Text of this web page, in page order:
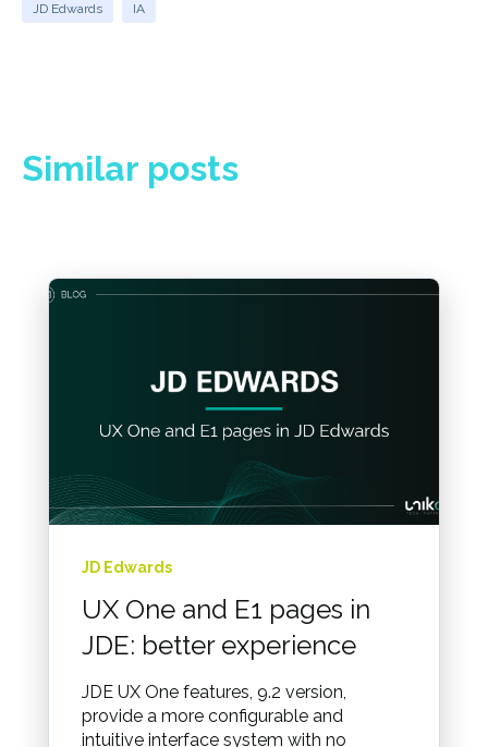
JD Edwards IA
Similar posts
JD Edwards
UX One and E1 pages in
JDE: better experience
JDE UX One features, 9.2 version,
provide a more configurable and
intuitive interface system with no